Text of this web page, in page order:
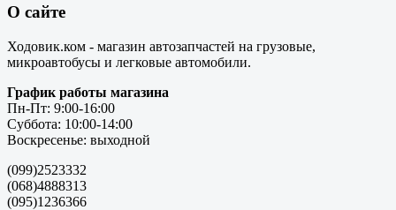
О сайте
Ходовик.ком - магазин автозапчастей на грузовые,
микроавтобусы и легковые автомобили.
График работы магазина
Пн-Пт: 9:00-16:00
Суббота: 10:00-14:00
Воскресенье: выходной
(099)2523332
(068)4888313
(095)1236366